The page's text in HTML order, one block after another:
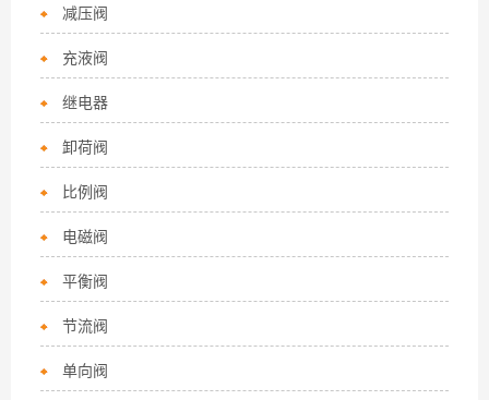
减压阀
充液阀
继电器
卸荷阀
比例阀
电磁阀
平衡阀
节流阀
单向阀